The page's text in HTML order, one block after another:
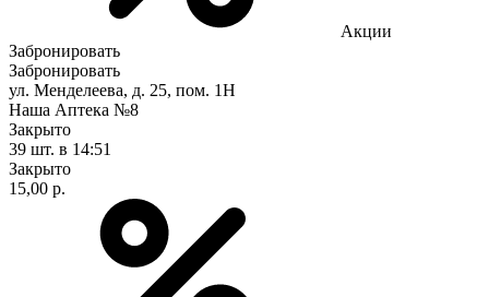
Акции
Забронировать
Забронировать
ул. Менделеева, д. 25, пом. 1Н
Наша Аптека №8
Закрыто
39 шт. в 14:51
Закрыто
15,00 р.